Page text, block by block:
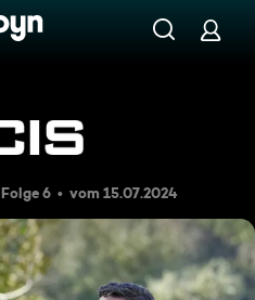
Funker Jaybird
Folge 6 vom 15.07.2024